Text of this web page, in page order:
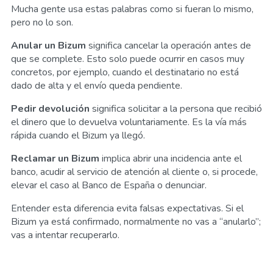
Mucha gente usa estas palabras como si fueran lo mismo,
pero no lo son.
Anular un Bizum significa cancelar la operación antes de
que se complete. Esto solo puede ocurrir en casos muy
concretos, por ejemplo, cuando el destinatario no está
dado de alta y el envío queda pendiente.
Pedir devolución significa solicitar a la persona que recibió
el dinero que lo devuelva voluntariamente. Es la vía más
rápida cuando el Bizum ya llegó.
Reclamar un Bizum implica abrir una incidencia ante el
banco, acudir al servicio de atención al cliente o, si procede,
elevar el caso al Banco de España o denunciar.
Entender esta diferencia evita falsas expectativas. Si el
Bizum ya está confirmado, normalmente no vas a “anularlo”;
vas a intentar recuperarlo.